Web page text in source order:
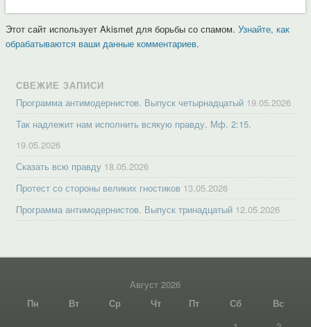
Этот сайт использует Akismet для борьбы со спамом. Узнайте, как
обрабатываются ваши данные комментариев.
СВЕЖИЕ ЗАПИСИ
Программа антимодернистов. Выпуск четырнадцатый 19.05.2026
Так надлежит нам исполнить всякую правду. Мф. 2:15.
19.05.2026
Сказать всю правду 18.05.2026
Протест со стороны великих гностиков 13.05.2026
Программа антимодернистов. Выпуск тринадцатый 12.05.2026
Август 2026
Пн
Вт Ср Чт Пт Сб
Вс